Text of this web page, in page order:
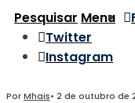
Pesquisar Menu
Twitter
Instagram
PorMhais• 2 de outubro de